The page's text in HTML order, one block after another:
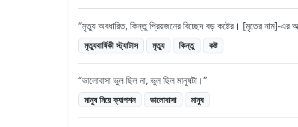
মৃত্যু অবধারিত, কিন্তু প্রিয়জনের বিচ্ছেদ বড় কষ্টের। [মৃতের নাম]-এর
মৃত্যুবার্ষিকী স্ট্যাটাস মৃত্যু কিন্তু কষ্ট
ভালোবাসা ভুল ছিল না, ভুল ছিল মানুষটা।
মানুষ নিয়ে ক্যাপশন ভালোবাসা মানুষ